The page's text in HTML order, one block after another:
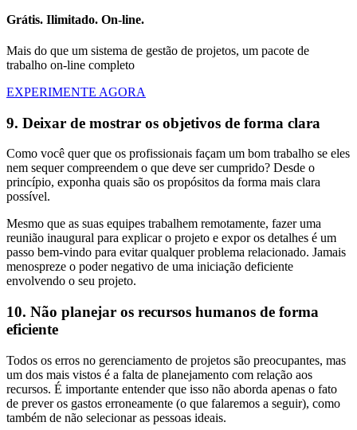
Grátis. Ilimitado. On-line.
Mais do que um sistema de gestão de projetos, um pacote de
trabalho on-line completo
EXPERIMENTE AGORA
9. Deixar de mostrar os objetivos de forma clara
Como você quer que os profissionais façam um bom trabalho se eles
nem sequer compreendem o que deve ser cumprido? Desde o
princípio, exponha quais são os propósitos da forma mais clara
possível.
Mesmo que as suas equipes trabalhem remotamente, fazer uma
reunião inaugural para explicar o projeto e expor os detalhes é um
passo bem-vindo para evitar qualquer problema relacionado. Jamais
menospreze o poder negativo de uma iniciação deficiente
envolvendo o seu projeto.
10. Não planejar os recursos humanos de forma
eficiente
Todos os erros no gerenciamento de projetos são preocupantes, mas
um dos mais vistos é a falta de planejamento com relação aos
recursos. É importante entender que isso não aborda apenas o fato
de prever os gastos erroneamente (o que falaremos a seguir), como
também de não selecionar as pessoas ideais.